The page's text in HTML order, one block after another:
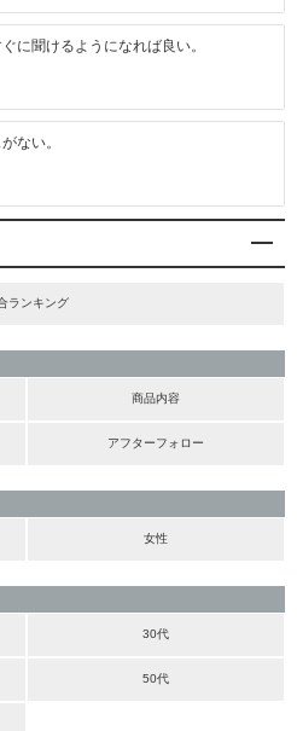
に聞けるようになれば良い。
ない。
ランキング
商品内容
アフターフォロー
女性
30代
50代